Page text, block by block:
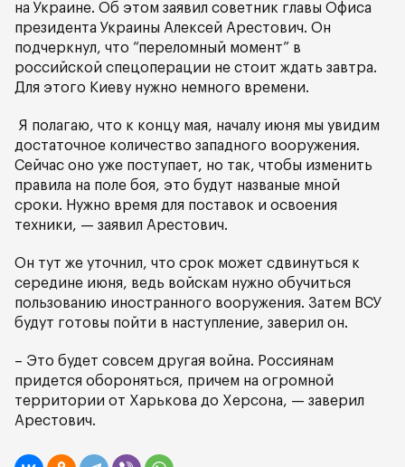
на Украине. Об этом заявил советник главы Офиса
президента Украины Алексей Арестович. Он
подчеркнул, что “переломный момент” в
российской спецоперации не стоит ждать завтра.
Для этого Киеву нужно немного времени.
Я полагаю, что к концу мая, началу июня мы увидим
достаточное количество западного вооружения.
Сейчас оно уже поступает, но так, чтобы изменить
правила на поле боя, это будут названые мной
сроки. Нужно время для поставок и освоения
техники, — заявил Арестович.
Он тут же уточнил, что срок может сдвинуться к
середине июня, ведь войскам нужно обучиться
пользованию иностранного вооружения. Затем ВСУ
будут готовы пойти в наступление, заверил он.
– Это будет совсем другая война. Россиянам
придется обороняться, причем на огромной
территории от Харькова до Херсона, — заверил
Арестович.